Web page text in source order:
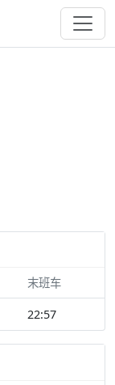
末班车
22:57